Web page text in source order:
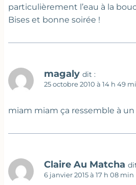
particulièrement l’eau à la
Bises et bonne soirée !
magaly dit :
25 octobre 2010 à 14 h 49
miam miam ça ressemble à
Claire Au Matcha
6 janvier 2015 à 17 h 08 min